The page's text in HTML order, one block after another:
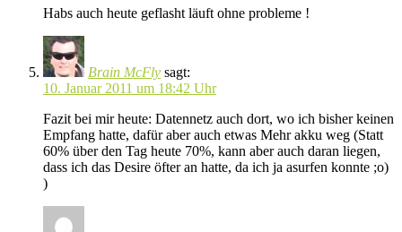
Habs auch heute geflasht läuft ohne probleme !
Brain McFly sagt:
10. Januar 2011 um 18:42 Uhr
Fazit bei mir heute: Datennetz auch dort, wo ich bisher keinen
Empfang hatte, dafür aber auch etwas Mehr akku weg (Statt
60% über den Tag heute 70%, kann aber auch daran liegen,
dass ich das Desire öfter an hatte, da ich ja asurfen konnte ;o)
)